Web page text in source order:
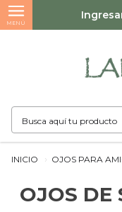
MENÚ
INICIO OJOS PARA
OJOS DE